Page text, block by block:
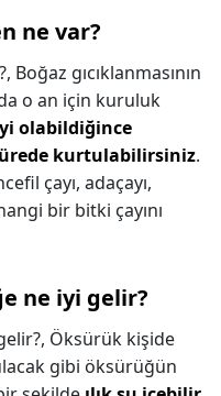
ne var?
Boğaz gıcıklanmasının
o an için kuruluk
olabildiğince
kurtulabilirsiniz.
çayı, adaçayı,
bir bitki çayını
ne iyi gelir?
Öksürük kişide
gibi öksürüğün